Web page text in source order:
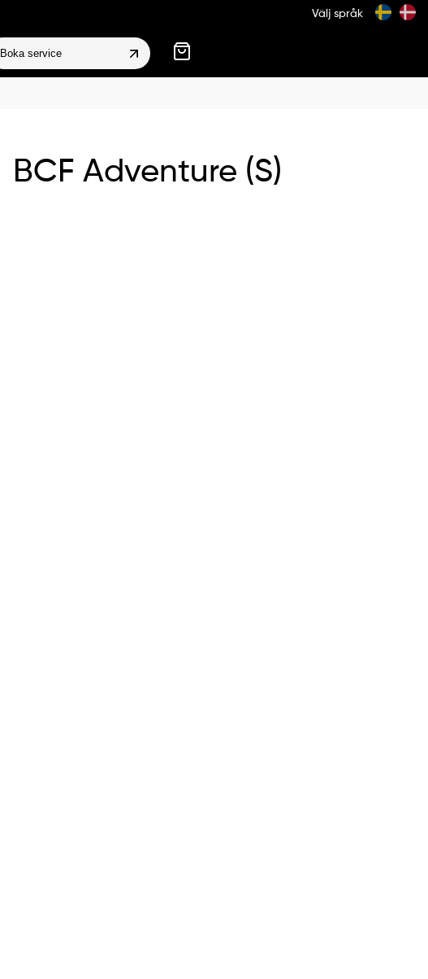
Välj språk
Boka service
BCF Adventure (S)